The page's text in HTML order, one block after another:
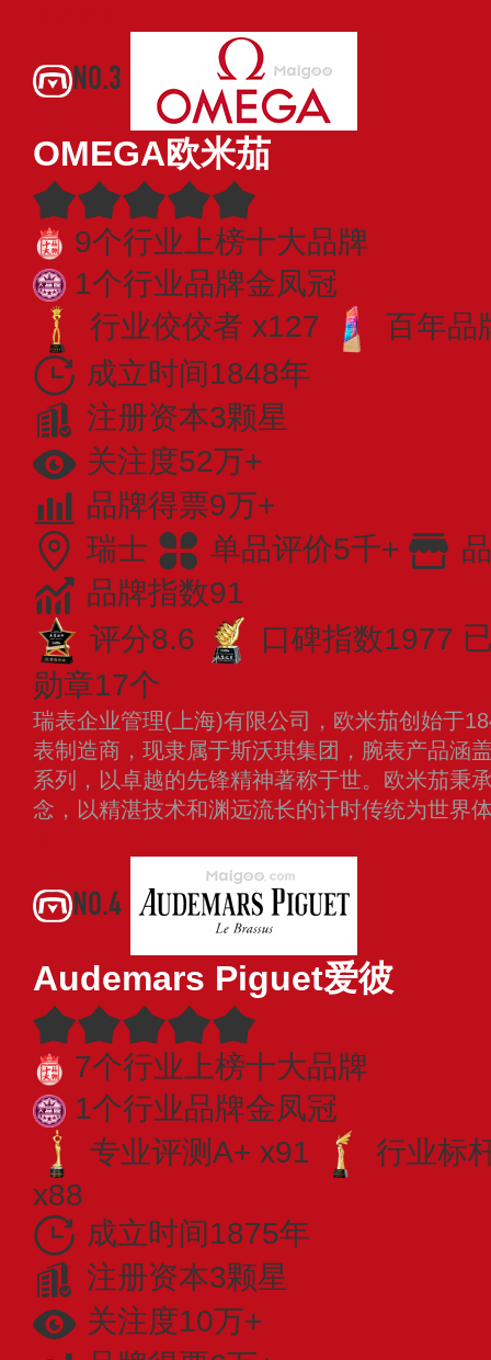
NO.3
OMEGA欧米茄
9个行业上榜十大品牌
1个行业品牌金凤冠
行业佼佼者 x127
百年品
成立时间1848年
注册资本3颗星
关注度52万+
品牌得票9万+
瑞士
单品评价5千+
品牌指数91
评分8.6
口碑指数1977
勋章17个
瑞表企业管理(上海)有限公司，欧米茄创始于
表制造商，现隶属于斯沃琪集团，腕表产品涵
系列，以卓越的先锋精神著称于世。欧米茄秉
念，以精湛技术和渊远流长的计时传统为世界
NO.4
Audemars Piguet爱彼
7个行业上榜十大品牌
1个行业品牌金凤冠
专业评测A+ x91
行业标
x88
成立时间1875年
注册资本3颗星
关注度10万+